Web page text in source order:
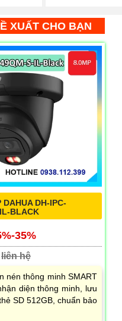
XUẤT CHO BẠN
DAHUA DH-IPC-
BLACK
35%
liên hệ
nén thông minh SMART
diện thông minh, lưu
SD 512GB, chuẩn bảo